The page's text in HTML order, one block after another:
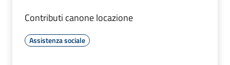
Contributi canone locazione
Assistenza sociale